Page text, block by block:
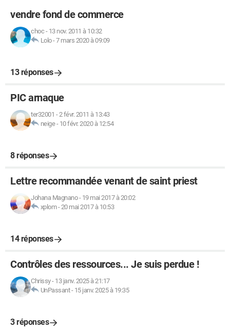
vendre fond de commerce
choc - 13 nov. 2011 à 10:32
Lolo-7 mars 2020 à 09:09
13 réponses
PIC arnaque
ter32001 -2 févr. 2011 à 13:43
neige- 10 févr. 2020 à 12:54
8 réponses
Lettre recommandée venant de saint priest
Johana Magnano- 19 mai 2017 à 20:02
xplom-20 mai 2017 à 10:53
14 réponses
Contrôles des ressources... Je suis perdue !
Chrissy- 13 janv. 2025 à 21:17
UnPassant- 15 janv. 2025 à 19:35
3 réponses